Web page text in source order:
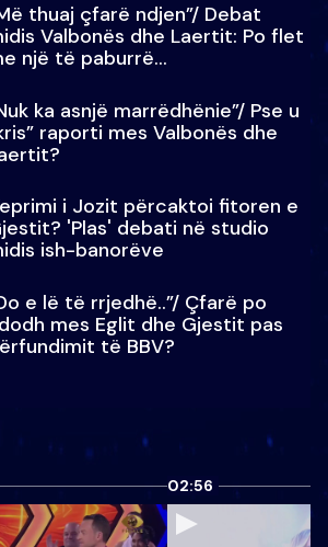
thuaj çfarë ndjen”/ Debat
Valbonës dhe Laertit: Po flet
një të paburrë...
ka asnjë marrëdhënie”/ Pse u
raporti mes Valbonës dhe
i Jozit përcaktoi fitoren e
'Plas' debati në studio
ish-banorëve
e lë të rrjedhë..”/ Çfarë po
mes Eglit dhe Gjestit pas
të BBV?
02:56